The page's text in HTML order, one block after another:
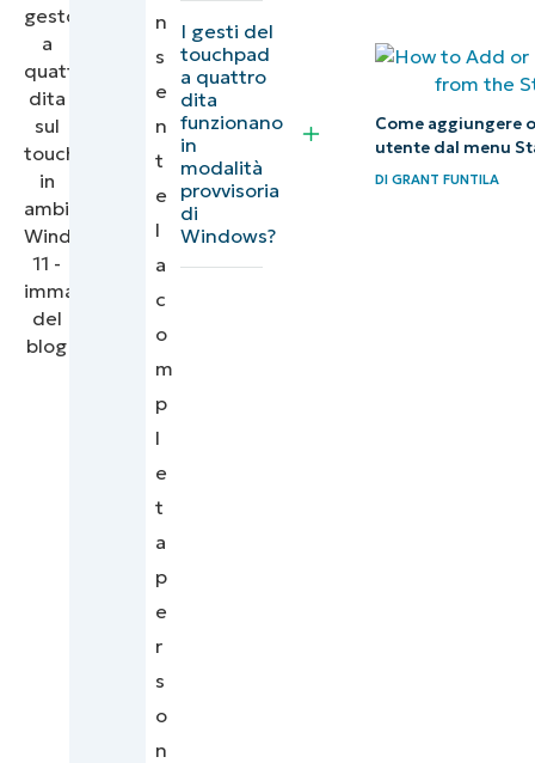
n
s
e
n
t
e
l
a
c
o
m
p
l
e
t
a
p
e
r
s
o
n
I gesti del
touchpad
a quattro
dita
funzionano
in
modalità
provvisoria
di
Windows?
Come aggiungere
utente dal menu
DIGRANT FUNTILA